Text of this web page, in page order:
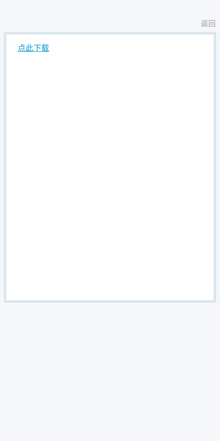
返回
点此下载